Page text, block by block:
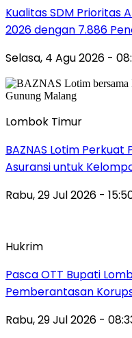
Kualitas SDM Prioritas
2026 dengan 7.886
Selasa, 4 Agu 2026 -
Lombok Timur
BAZNAS Lotim
Asuransi untuk
Rabu, 29 Jul 2026 -
Hukrim
Pasca OTT Bupati
Pemberantasan
Rabu, 29 Jul 2026 -